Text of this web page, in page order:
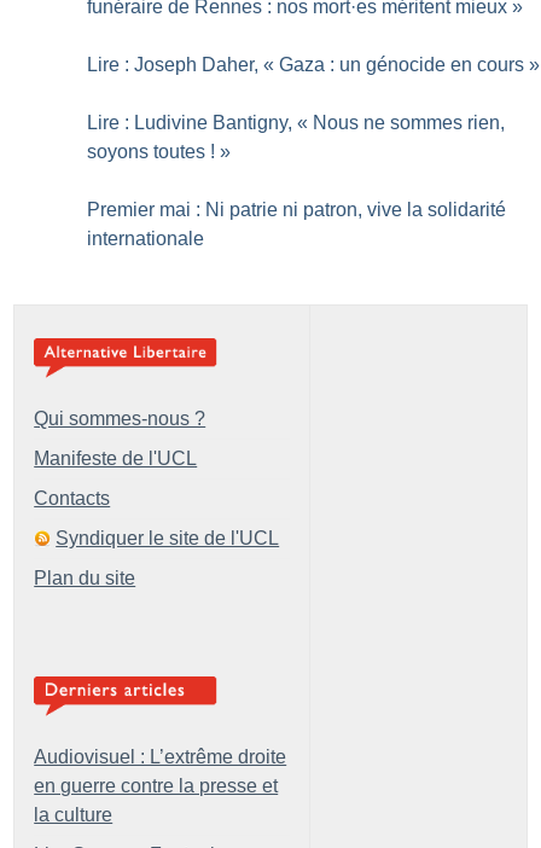
funéraire de Rennes : nos mort·es méritent mieux »
Lire : Joseph Daher, « Gaza : un génocide en cours »
Lire : Ludivine Bantigny, « Nous ne sommes rien,
soyons toutes ! »
Premier mai : Ni patrie ni patron, vive la solidarité
internationale
Qui sommes-nous ?
Manifeste de l'UCL
Contacts
Syndiquer le site de l'UCL
Plan du site
Audiovisuel : L’extrême droite
en guerre contre la presse et
la culture